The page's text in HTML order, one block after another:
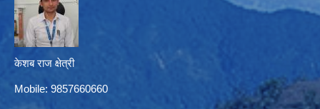
केशब राज क्षेत्री
Mobile: 9857660660